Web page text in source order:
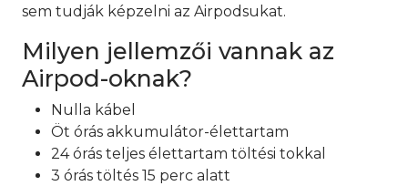
sem tudják képzelni az Airpodsukat.
Milyen jellemzői vannak az
Airpod-oknak?
Nulla kábel
Öt órás akkumulátor-élettartam
24 órás teljes élettartam töltési tokkal
3 órás töltés 15 perc alatt